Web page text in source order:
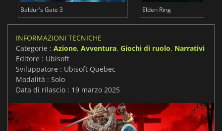
Baldur's Gate 3 Elden Ring
INFORMAZIONI TECNICHE
Categorie : Azione, Avventura, Giochi di ruolo, Narrativi
Editore : Ubisoft
Sviluppatore : Ubisoft Quebec
Modalità : Solo
Data di rilascio : 19 marzo 2025